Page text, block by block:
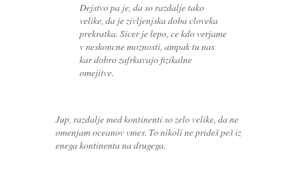
Dejstvo pa je, da so razdalje tako
velike, da je zivljenjska doba cloveka
prekratka. Sicer je lepo, ce kdo verjame
v neskoncne moznosti, ampak tu nas
kar dobro zafrkavajo fizikalne
omejitve.
Jup, razdalje med kontinenti so zelo velike, da ne
omenjam oceanov vmes. To nikoli ne prideš peš iz
enega kontinenta na drugega.